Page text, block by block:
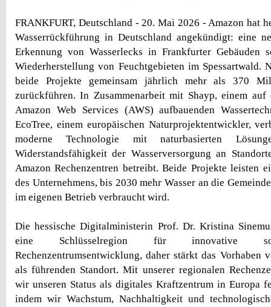
FRANKFURT, Deutschland - 20. Mai 2026 - Amazon hat
Wasserrückführung in Deutschland angekündigt: eine
Erkennung von Wasserlecks in Frankfurter Gebäuden
Wiederherstellung von Feuchtgebieten im Spessartwald.
beide Projekte gemeinsam jährlich mehr als 370
zurückführen. In Zusammenarbeit mit Shayp, einem
Amazon Web Services (AWS) aufbauenden
EcoTree, einem europäischen Naturprojektentwickler,
moderne Technologie mit naturbasierten
Widerstandsfähigkeit der Wasserversorgung an
Amazon Rechenzentren betreibt. Beide Projekte leisten
des Unternehmens, bis 2030 mehr Wasser an die
im eigenen Betrieb verbraucht wird.
Die hessische Digitalministerin Prof. Dr. Kristina
eine Schlüsselregion für innovative
Rechenzentrumsentwicklung, daher stärkt das Vorhaben
als führenden Standort. Mit unserer regionalen
wir unseren Status als digitales Kraftzentrum in Europa
indem wir Wachstum, Nachhaltigkeit und